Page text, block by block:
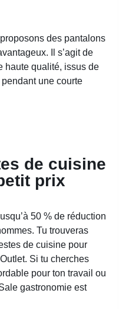
des pantalons
Il s’agit de
haute qualité, issus de
une courte
de cuisine
prix
50 % de réduction
Tu trouveras
de cuisine pour
Si tu cherches
pour ton travail ou
gastronomie est